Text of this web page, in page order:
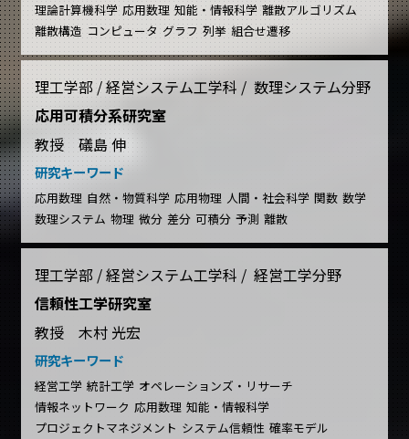
理論計算機科学 応用数理 知能・情報科学 離散アルゴリズム
離散構造 コンピュータ グラフ 列挙 組合せ遷移
理工学部 / 経営システム工学科 / 数理システム分野
応用可積分系研究室
教授 礒島 伸
研究キーワード
応用数理 自然・物質科学 応用物理 人間・社会科学 関数 数学
数理システム 物理 微分 差分 可積分 予測 離散
理工学部 / 経営システム工学科 / 経営工学分野
信頼性工学研究室
教授 木村 光宏
研究キーワード
経営工学 統計工学 オペレーションズ・リサーチ
情報ネットワーク 応用数理 知能・情報科学
プロジェクトマネジメント システム信頼性 確率モデル